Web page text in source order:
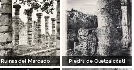
Ruinas del Mercado Piedra de Quetzalcóatl